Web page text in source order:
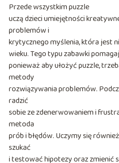
Przede wszystkim puzzle
uczą dzieci umiejętności
problemów i
krytycznego myślenia, która jest
wieku. Tego typu zabawki
ponieważ aby ułożyć puzzle,
metody
rozwiązywania problemów.
radzić
sobie ze zdenerwowaniem i
metoda
prób i błędów. Uczymy się
szukać
i testować hipotezy oraz zmienić